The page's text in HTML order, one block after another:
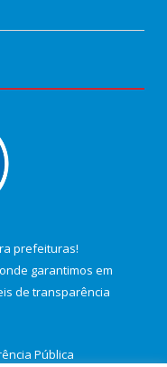
prefeituras!
garantimos em
de transparência
Pública